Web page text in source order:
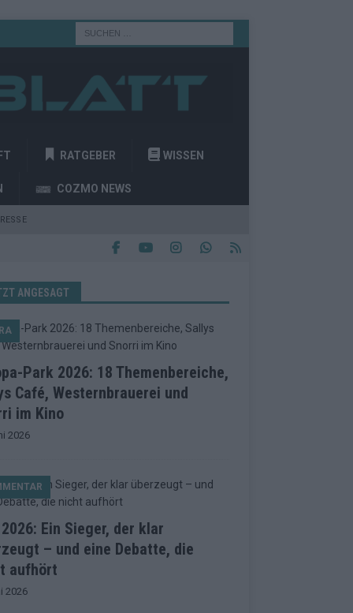
RATGEBER WISSEN
COZMO NEWS
ANGESAGT
Park 2026: 18 Themenbereiche,
Café, Westernbrauerei und
im Kino
2026
2026: Ein Sieger, der klar
– und eine Debatte, die
aufhört
2026